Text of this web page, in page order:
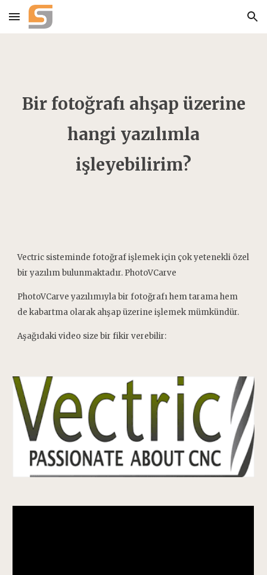
Skip to main content Skip to navigation
Bir fotoğrafı ahşap üzerine
hangi yazılımla
işleyebilirim?
Vectric sisteminde fotoğraf işlemek için çok yetenekli özel
bir yazılım bulunmaktadır. PhotoVCarve
PhotoVCarve yazılımıyla bir fotoğrafı hem tarama hem
de kabartma olarak ahşap üzerine işlemek mümkündür.
Aşağıdaki video size bir fikir verebilir: